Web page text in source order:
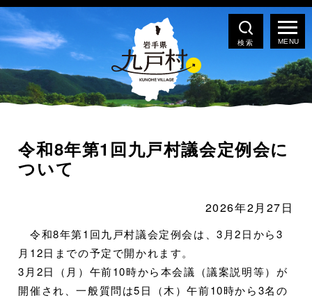
検索
令和8年第1回九戸村議会定例会に
ついて
2026年2月27日
令和8年第1回九戸村議会定例会は、3月2日から3
月12日までの予定で開かれます。
3月2日（月）午前10時から本会議（議案説明等）が
開催され、一般質問は5日（木）午前10時から3名の